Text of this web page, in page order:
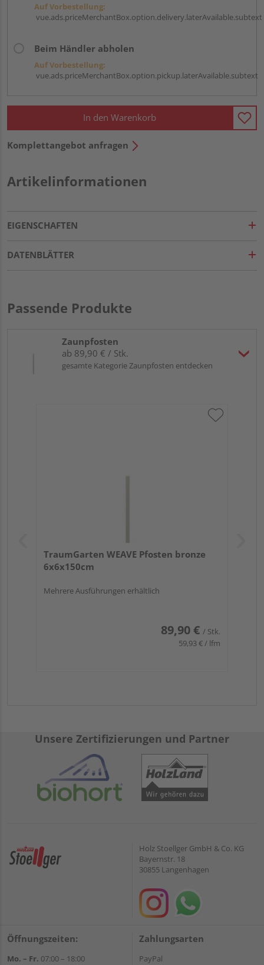
Auf Vorbestellung:
vue.ads.priceMerchantBox.option.delivery.laterAvailable.subtext
Beim Händler abholen
Auf Vorbestellung:
vue.ads.priceMerchantBox.option.pickup.laterAvailable.subtext
In den Warenkorb
Komplettangebot anfragen
Artikelinformationen
EIGENSCHAFTEN
DATENBLÄTTER
Passende Produkte
Zaunpfosten
ab 89,90 € / Stk.
gesamte Kategorie Zaunpfosten entdecken
TraumGarten WEAVE Pfosten bronze
6x6x150cm
Mehrere Ausführungen erhältlich
89,90 € / Stk.
59,93 € / lfm
Unsere Zertifizierungen und Partner
Holz Stoellger GmbH & Co. KG
Bayernstr. 18
30855 Langenhagen
Öffnungszeiten:
Mo. – Fr. 07:00 – 18:00
Zahlungsarten
PayPal